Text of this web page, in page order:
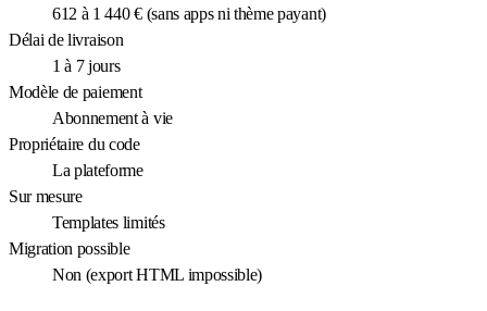
612 à 1 440 € (sans apps ni thème payant)
Délai de livraison
1 à 7 jours
Modèle de paiement
Abonnement à vie
Propriétaire du code
La plateforme
Sur mesure
Templates limités
Migration possible
Non (export HTML impossible)